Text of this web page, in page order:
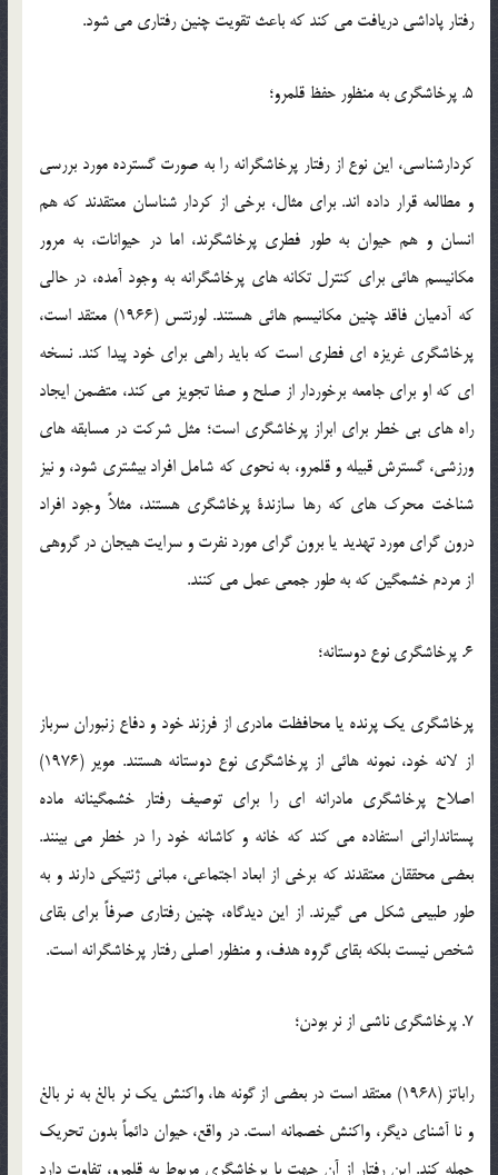
رفتار پاداشی دریافت می کند که باعث تقویت چنین رفتاری می شود.
5. پرخاشگری به منظور حفظ قلمرو؛
کردارشناسی، این نوع از رفتار پرخاشگرانه را به صورت گسترده مورد بررسی
و مطالعه قرار داده اند. برای مثال، برخی از کردار شناسان معتقدند که هم
انسان و هم حیوان به طور فطری پرخاشگرند، اما در حیوانات، به مرور
مکانیسم هائی برای کنترل تکانه های پرخاشگرانه به وجود آمده، در حالی
که آدمیان فاقد چنین مکانیسم هائی هستند. لورنتس (1966) معتقد است،
پرخاشگری غریزه ای فطری است که باید راهی برای خود پیدا کند. نسخه
ای که او برای جامعه برخوردار از صلح و صفا تجویز می کند، متضمن ایجاد
راه های بی خطر برای ابراز پرخاشگری است؛ مثل شرکت در مسابقه های
ورزشی، گسترش قبیله و قلمرو، به نحوی که شامل افراد بیشتری شود، و نیز
شناخت محرک های که رها سازندۀ پرخاشگری هستند، مثلاً وجود افراد
درون گرای مورد تهدید یا برون گرای مورد نفرت و سرایت هیجان در گروهی
از مردم خشمگین که به طور جمعی عمل می کنند.
6. پرخاشگری نوع دوستانه؛
پرخاشگری یک پرنده یا محافظت مادری از فرزند خود و دفاع زنبوران سرباز
از لانه خود، نمونه هائی از پرخاشگری نوع دوستانه هستند. مویر (1976)
اصلاح پرخاشگری مادرانه ای را برای توصیف رفتار خشمگینانه ماده
پستاندارانی استفاده می کند که خانه و کاشانه خود را در خطر می بینند.
بعضی محققان معتقدند که برخی از ابعاد اجتماعی، مبانی ژنتیکی دارند و به
طور طبیعی شکل می گیرند. از این دیدگاه، چنین رفتاری صرفاً برای بقای
شخص نیست بلکه بقای گروه هدف، و منظور اصلی رفتار پرخاشگرانه است.
7. پرخاشگری ناشی از نر بودن؛
راباتز (1968) معتقد است در بعضی از گونه ها، واکنش یک نر بالغ به نر بالغ
و نا آشنای دیگر، واکنش خصمانه است. در واقع، حیوان دائماً بدون تحریک